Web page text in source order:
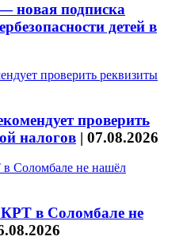
новая подписка
детей в
проверить
налогов | 07.08.2026
в Соломбале не